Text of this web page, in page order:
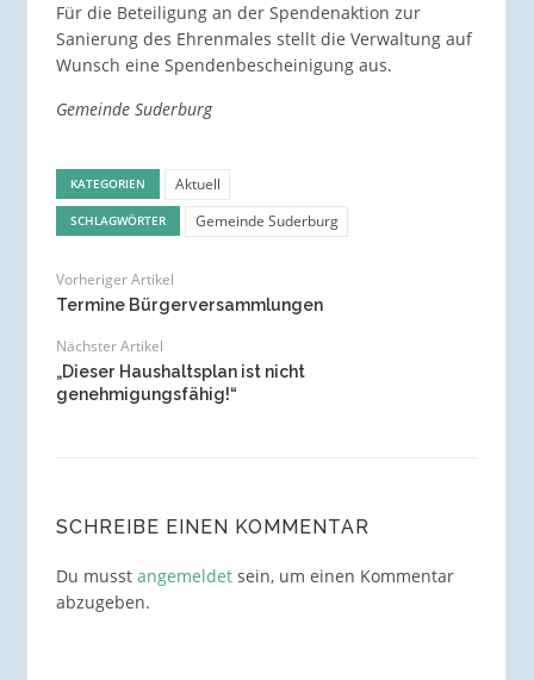
Für die Beteiligung an der Spendenaktion zur
Sanierung des Ehrenmales stellt die Verwaltung auf
Wunsch eine Spendenbescheinigung aus.
Gemeinde Suderburg
KATEGORIEN Aktuell
SCHLAGWÖRTER Gemeinde Suderburg
Vorheriger Artikel
Termine Bürgerversammlungen
Nächster Artikel
„Dieser Haushaltsplan ist nicht
genehmigungsfähig!“
SCHREIBE EINEN KOMMENTAR
Du musst angemeldetsein, um einen Kommentar
abzugeben.